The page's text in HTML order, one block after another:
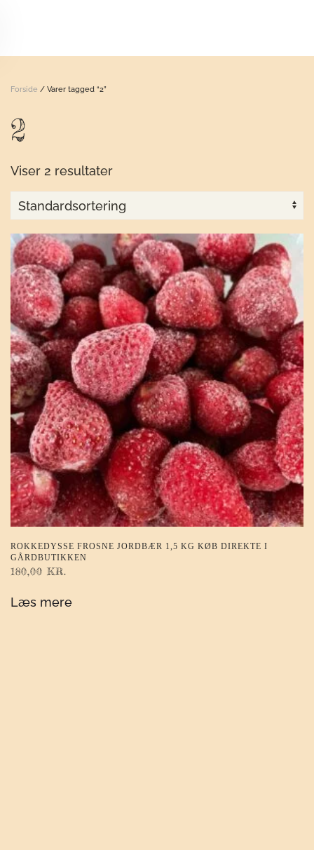
Forside / Varer tagged “2”
2
Viser 2 resultater
ROKKEDYSSE FROSNE JORDBÆR 1,5 KG KØB DIREKTE I
GÅRDBUTIKKEN
180,00 KR.
Læs mere